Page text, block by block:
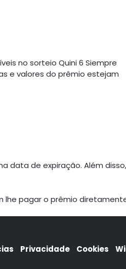
no sorteio Quini 6 Siempre
e valores do prêmio estejam
data de expiração. Além disso,
lhe pagar o prêmio
Privacidade Cookies